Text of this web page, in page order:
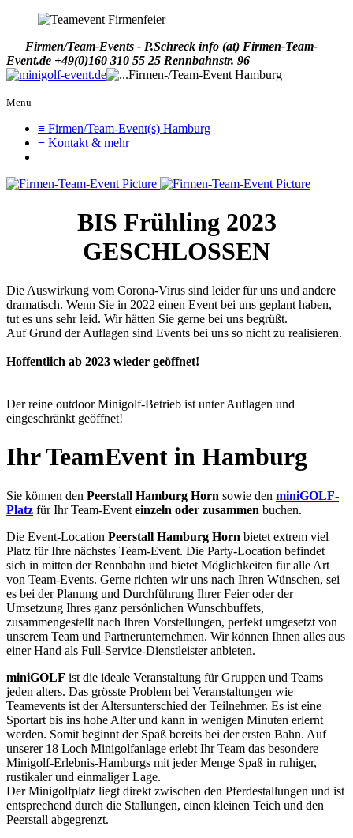
Firmen/Team-Events - P.Schreck info (at) Firmen-Team-
Event.de +49(0)160 310 55 25 Rennbahnstr. 96
Menu
≡ Firmen/Team-Event(s) Hamburg
≡ Kontakt & mehr
BIS Frühling 2023
GESCHLOSSEN
Die Auswirkung vom Corona-Virus sind leider für uns und andere
dramatisch. Wenn Sie in 2022 einen Event bei uns geplant haben,
tut es uns sehr leid. Wir hätten Sie gerne bei uns begrüßt.
Auf Grund der Auflagen sind Events bei uns so nicht zu realisieren.
Hoffentlich ab 2023 wieder geöffnet!
Der reine outdoor Minigolf-Betrieb ist unter Auflagen und
eingeschränkt geöffnet!
Ihr TeamEvent in Hamburg
Sie können den Peerstall Hamburg Horn sowie den miniGOLF-
Platz für Ihr Team-Event einzeln oder zusammen buchen.
Die Event-Location Peerstall Hamburg Horn bietet extrem viel
Platz für Ihre nächstes Team-Event. Die Party-Location befindet
sich in mitten der Rennbahn und bietet Möglichkeiten für alle Art
von Team-Events. Gerne richten wir uns nach Ihren Wünschen, sei
es bei der Planung und Durchführung Ihrer Feier oder der
Umsetzung Ihres ganz persönlichen Wunschbuffets,
zusammengestellt nach Ihren Vorstellungen, perfekt umgesetzt von
unserem Team und Partnerunternehmen. Wir können Ihnen alles aus
einer Hand als Full-Service-Dienstleister anbieten.
miniGOLF ist die ideale Veranstaltung für Gruppen und Teams
jeden alters. Das grösste Problem bei Veranstaltungen wie
Teamevents ist der Altersunterschied der Teilnehmer. Es ist eine
Sportart bis ins hohe Alter und kann in wenigen Minuten erlernt
werden. Somit beginnt der Spaß bereits bei der ersten Bahn. Auf
unserer 18 Loch Minigolfanlage erlebt Ihr Team das besondere
Minigolf-Erlebnis-Hamburgs mit jeder Menge Spaß in ruhiger,
rustikaler und einmaliger Lage.
Der Minigolfplatz liegt direkt zwischen den Pferdestallungen und ist
entsprechend durch die Stallungen, einen kleinen Teich und den
Peerstall abgegrenzt.